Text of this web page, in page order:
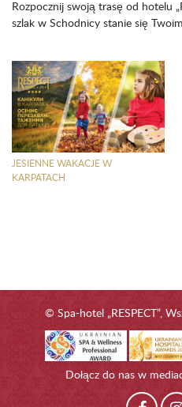
Rozpocznij swoją trasę od hotelu
szlak w Schodnicy stanie się
JESIENNE WAKACJE W
KARPATACH
© Spa-hotel „RESPECT”,
Dołącz do nas w